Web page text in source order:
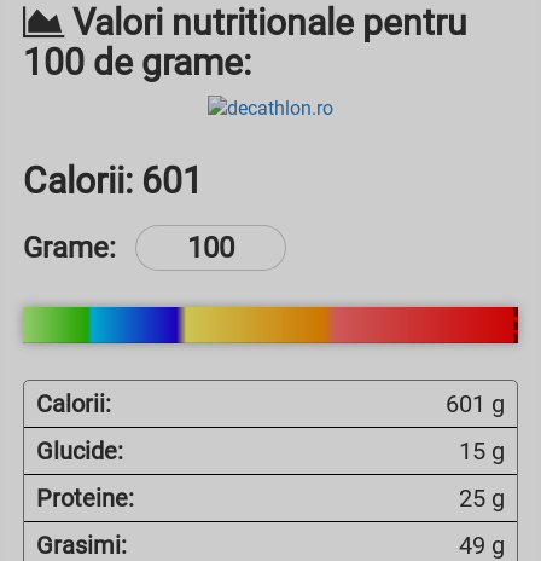
Valori nutritionale pentru
100 de grame:
Calorii: 601
Grame:
Calorii:
601 g
Glucide:
15 g
Proteine:
25 g
Grasimi:
49 g